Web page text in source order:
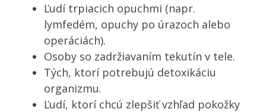
Ľudí trpiacich opuchmi (napr.
lymfedém, opuchy po úrazoch alebo
operáciách).
Osoby so zadržiavaním tekutín v tele.
Tých, ktorí potrebujú detoxikáciu
organizmu.
Ľudí, ktorí chcú zlepšiť vzhľad pokožky